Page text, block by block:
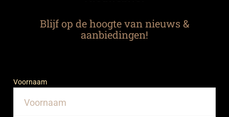
Blijf op de hoogte van nieuws &
aanbiedingen!
Voornaam